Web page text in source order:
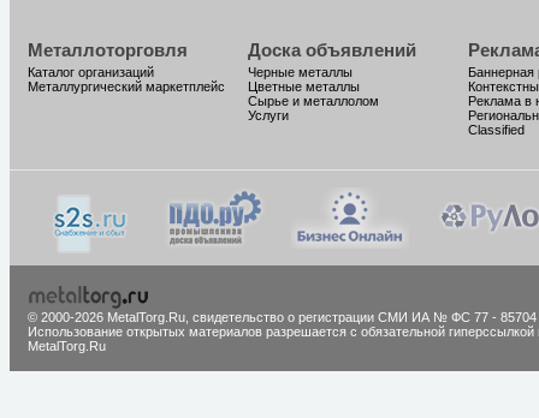
Металлоторговля
Каталог организаций
Металлургический маркетплейс
Доска объявлений
Черные металлы
Цветные металлы
Сырье и металлолом
Услуги
Баннерная
Реклама в
Classified
© 2000-2026 MetalTorg.Ru, cвидетельство о регистрации СМИ ИА № ФС 77 - 85704
Использование открытых материалов разрешается с обязательной гиперссылкой
MetalTorg.Ru